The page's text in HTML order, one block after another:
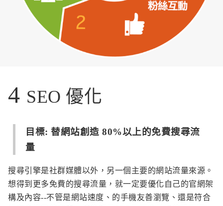
4 SEO 優化
目標: 替網站創造 80%以上的免費搜尋流
量
搜尋引擎是社群媒體以外，另一個主要的網站流量來源。
想得到更多免費的搜尋流量，就一定要優化自己的官網架
構及內容--不管是網站速度、的手機友善瀏覽、還是符合